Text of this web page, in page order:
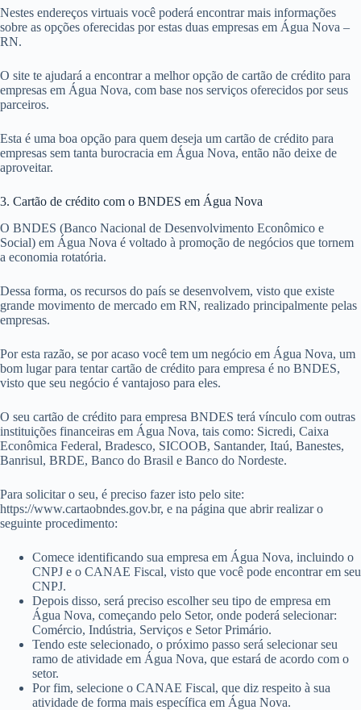
Nestes endereços virtuais você poderá encontrar mais informações
sobre as opções oferecidas por estas duas empresas em Água Nova –
RN.
O site te ajudará a encontrar a melhor opção de cartão de crédito para
empresas em Água Nova, com base nos serviços oferecidos por seus
parceiros.
Esta é uma boa opção para quem deseja um cartão de crédito para
empresas sem tanta burocracia em Água Nova, então não deixe de
aproveitar.
3. Cartão de crédito com o BNDES em Água Nova
O BNDES (Banco Nacional de Desenvolvimento Econômico e
Social) em Água Nova é voltado à promoção de negócios que tornem
a economia rotatória.
Dessa forma, os recursos do país se desenvolvem, visto que existe
grande movimento de mercado em RN, realizado principalmente pelas
empresas.
Por esta razão, se por acaso você tem um negócio em Água Nova, um
bom lugar para tentar cartão de crédito para empresa é no BNDES,
visto que seu negócio é vantajoso para eles.
O seu cartão de crédito para empresa BNDES terá vínculo com outras
instituições financeiras em Água Nova, tais como: Sicredi, Caixa
Econômica Federal, Bradesco, SICOOB, Santander, Itaú, Banestes,
Banrisul, BRDE, Banco do Brasil e Banco do Nordeste.
Para solicitar o seu, é preciso fazer isto pelo site:
https://www.cartaobndes.gov.br, e na página que abrir realizar o
seguinte procedimento:
Comece identificando sua empresa em Água Nova, incluindo o
CNPJ e o CANAE Fiscal, visto que você pode encontrar em seu
CNPJ.
Depois disso, será preciso escolher seu tipo de empresa em
Água Nova, começando pelo Setor, onde poderá selecionar:
Comércio, Indústria, Serviços e Setor Primário.
Tendo este selecionado, o próximo passo será selecionar seu
ramo de atividade em Água Nova, que estará de acordo com o
setor.
Por fim, selecione o CANAE Fiscal, que diz respeito à sua
atividade de forma mais específica em Água Nova.